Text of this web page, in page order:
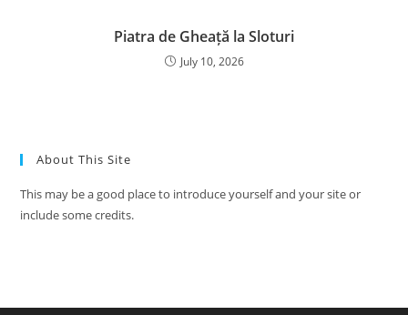
Piatra de Gheață la Sloturi
July 10, 2026
About This Site
This may be a good place to introduce yourself and your site or
include some credits.